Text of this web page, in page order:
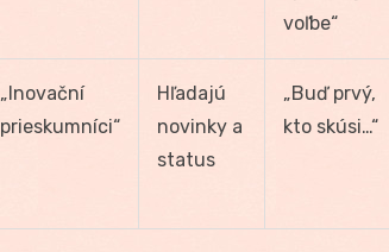
voľbe“
„Inovační
prieskumníci“
Hľadajú
novinky a
status
„Buď prvý,
kto skúsi…“